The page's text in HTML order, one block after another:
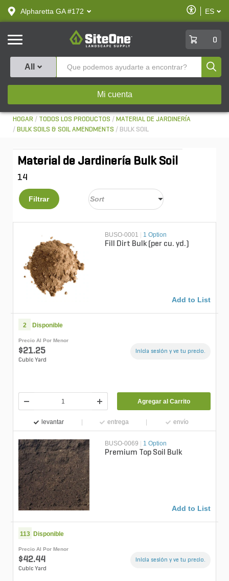
text.skipToContent
text.skipToNavigation
Alpharetta GA #172
Habilitar
ES
SiteOne
0
All
Mi cuenta
HOGAR TODOS LOS PRODUCTOS
MATERIAL DE JARDINERÍA
BULK SOILS & SOIL AMENDMENTS
BULK SOIL
Material de Jardinería Bulk Soil
14
Filtrar
BUSO-0001 1 Option
Fill Dirt Bulk (per cu. yd.)
Add to List
2 Disponible
Precio Al Por Menor
$21.25
Cubic Yard
Inicia sesión y ve tu precio.
Agregar al Carrito
levantar entrega envío
BUSO-0069 | 1 Option
Premium Top Soil Bulk
Add to List
113 Disponible
Precio Al Por Menor
$42.44
Cubic Yard
Inicia sesión y ve tu precio.